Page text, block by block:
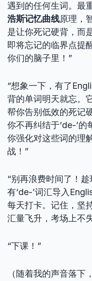
遇到的任何生词。最
浩斯记忆曲线原理，
是让你死记硬背，而
即将忘记的临界点提
你们的脑子里！”
“想象一下，有了
背的单词明天就忘。
帮你告别低效的死记
你不再纠结于‘de-’
你强化对这些词的理
战！”
“别再浪费时间了！
有‘de-’词汇导入
每天打卡。记住，坚
汇量飞升，考场上不
“下课！”
（随着我的声音落下